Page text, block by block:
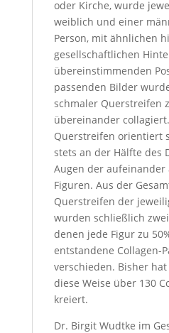
oder Kirche, wurde
weiblich und einer
Person, mit ähnlichen
gesellschaftlichen
übereinstimmenden
passenden Bilder
schmaler Querstreifen
übereinander
Querstreifen orientiert
stets an der Hälfte des
Augen der aufeinander
Figuren. Aus der
Querstreifen der
wurden schließlich
denen jede Figur zu
entstandene Collagen-
verschieden. Bisher
diese Weise über 130
kreiert.
Dr. Birgit Wudtke im